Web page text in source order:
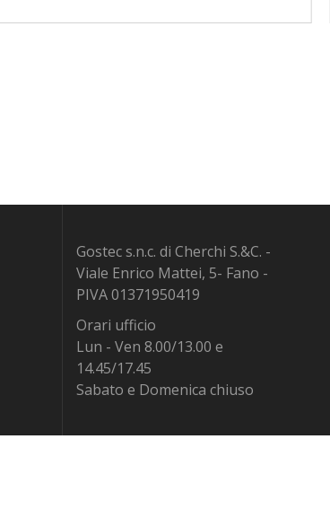
Gostec s.n.c. di Cherchi S.&C. -
Viale Enrico Mattei, 5- Fano -
PIVA 01371950419
Orari ufficio
Lun - Ven 8.00/13.00 e
14.45/17.45
Sabato e Domenica chiuso